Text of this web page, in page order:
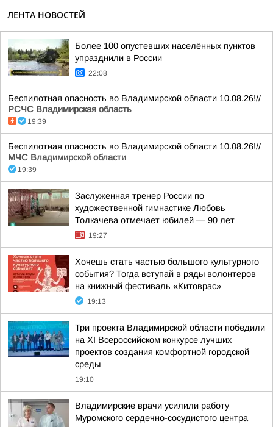
ЛЕНТА НОВОСТЕЙ
Более 100 опустевших населённых пунктов
упразднили в России
22:08
Беспилотная опасность во Владимирской области 10.08.26!//
РСЧС Владимирская область
19:39
Беспилотная опасность во Владимирской области 10.08.26!//
МЧС Владимирской области
19:39
Заслуженная тренер России по
художественной гимнастике Любовь
Толкачева отмечает юбилей — 90 лет
19:27
Хочешь стать частью большого культурного
события? Тогда вступай в ряды волонтеров
на книжный фестиваль «Китоврас»
19:13
Три проекта Владимирской области победили
на XI Всероссийском конкурсе лучших
проектов создания комфортной городской
среды
19:10
Владимирские врачи усилили работу
Муромского сердечно-сосудистого центра